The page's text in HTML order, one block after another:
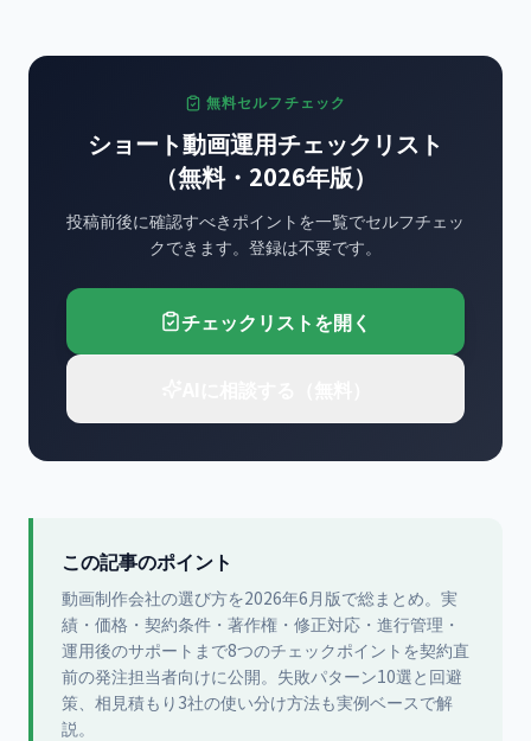
無料セルフチェック
ショート動画運用チェックリスト
（無料・2026年版）
投稿前後に確認すべきポイントを一覧でセルフチェッ
クできます。登録は不要です。
チェックリストを開く
この記事のポイント
動画制作会社の選び方を2026年6月版で総まとめ。実
績・価格・契約条件・著作権・修正対応・進行管理・
運用後のサポートまで8つのチェックポイントを契約直
前の発注担当者向けに公開。失敗パターン10選と回避
策、相見積もり3社の使い分け方法も実例ベースで解
説。